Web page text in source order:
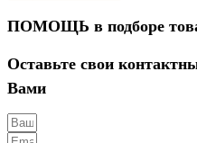
ПОМОЩЬ в подборе
Оставьте свои
Вами